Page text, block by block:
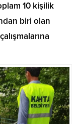
10 kişilik
biri olan